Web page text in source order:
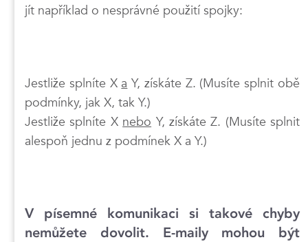
jít například o nesprávné použití spojky:
Jestliže splníte X a Y, získáte Z. (Musíte splnit obě
podmínky, jak X, tak Y.)
Jestliže splníte X nebo Y, získáte Z. (Musíte splnit
alespoň jednu z podmínek X a Y.)
V písemné komunikaci si takové chyby
nemůžete dovolit. E-maily mohou být